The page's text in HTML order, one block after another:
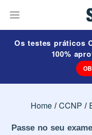
Os testes práticos
100%
Home CCNP
Passe no seu